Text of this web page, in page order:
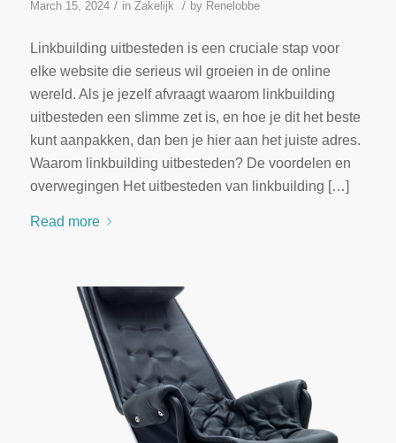
March 15, 2024 / in Zakelijk / by Renelobbe
Linkbuilding uitbesteden is een cruciale stap voor
elke website die serieus wil groeien in de online
wereld. Als je jezelf afvraagt waarom linkbuilding
uitbesteden een slimme zet is, en hoe je dit het beste
kunt aanpakken, dan ben je hier aan het juiste adres.
Waarom linkbuilding uitbesteden? De voordelen en
overwegingen Het uitbesteden van linkbuilding […]
Read more